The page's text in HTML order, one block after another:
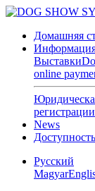
Домашняя
Выставки
online
регистрации
News
Доступность
Pусский
Magyar